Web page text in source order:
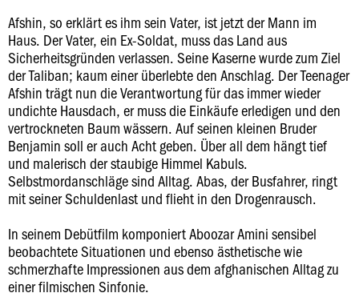
Afshin, so erklärt es ihm sein Vater, ist jetzt der Mann im
Haus. Der Vater, ein Ex-Soldat, muss das Land aus
Sicherheitsgründen verlassen. Seine Kaserne wurde zum Ziel
der Taliban; kaum einer überlebte den Anschlag. Der Teenager
Afshin trägt nun die Verantwortung für das immer wieder
undichte Hausdach, er muss die Einkäufe erledigen und den
vertrockneten Baum wässern. Auf seinen kleinen Bruder
Benjamin soll er auch Acht geben. Über all dem hängt tief
und malerisch der staubige Himmel Kabuls.
Selbstmordanschläge sind Alltag. Abas, der Busfahrer, ringt
mit seiner Schuldenlast und flieht in den Drogenrausch.
In seinem Debütfilm komponiert Aboozar Amini sensibel
beobachtete Situationen und ebenso ästhetische wie
schmerzhafte Impressionen aus dem afghanischen Alltag zu
einer filmischen Sinfonie.